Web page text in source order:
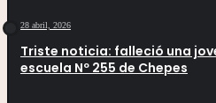
28 abril, 2026
Triste noticia: falleció una
escuela Nº 255 de Chepes